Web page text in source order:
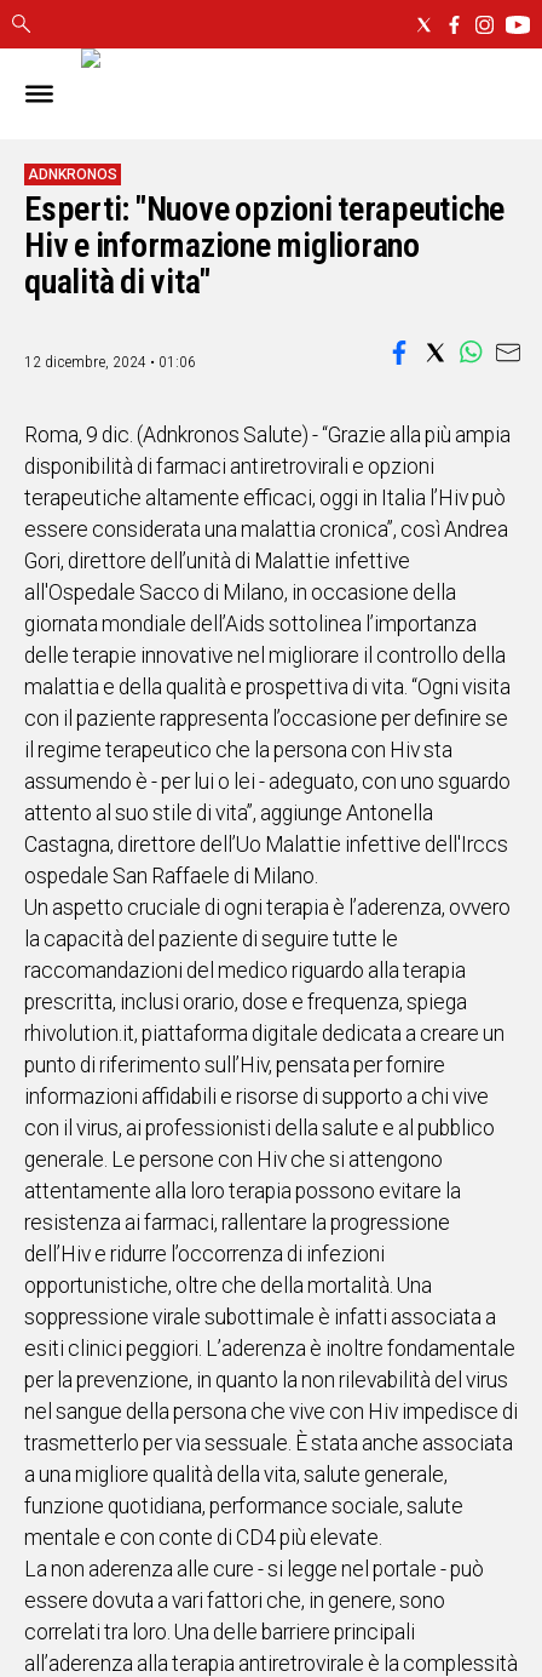
IN
CAGLIARI
SASSARI
NUORO
ORISTANO
SULCIS
OGLIASTRA
ALTRE
NOTIZIE
POLITICA
IN
ITALIA
NEL
MONDO
SPORT
EVENTI
STORIE
VIDEO
UNISCITI
WHATSAPP
Social
ADNKRONOS
Esperti: "Nuove opzioni terapeutiche
Hiv e informazione migliorano
qualità di vita"
12 dicembre, 2024 • 01:06
Roma, 9 dic. (Adnkronos Salute) - “Grazie alla più ampia
disponibilità di farmaci antiretrovirali e opzioni
terapeutiche altamente efficaci, oggi in Italia l’Hiv può
essere considerata una malattia cronica”, così Andrea
Gori, direttore dell’unità di Malattie infettive
all'Ospedale Sacco di Milano, in occasione della
giornata mondiale dell’Aids sottolinea l’importanza
delle terapie innovative nel migliorare il controllo della
malattia e della qualità e prospettiva di vita. “Ogni visita
con il paziente rappresenta l’occasione per definire se
il regime terapeutico che la persona con Hiv sta
assumendo è - per lui o lei - adeguato, con uno sguardo
attento al suo stile di vita”, aggiunge Antonella
Castagna, direttore dell’Uo Malattie infettive dell'Irccs
ospedale San Raffaele di Milano.
Un aspetto cruciale di ogni terapia è l’aderenza, ovvero
la capacità del paziente di seguire tutte le
raccomandazioni del medico riguardo alla terapia
prescritta, inclusi orario, dose e frequenza, spiega
rhivolution.it, piattaforma digitale dedicata a creare un
punto di riferimento sull’Hiv, pensata per fornire
informazioni affidabili e risorse di supporto a chi vive
con il virus, ai professionisti della salute e al pubblico
generale. Le persone con Hiv che si attengono
attentamente alla loro terapia possono evitare la
resistenza ai farmaci, rallentare la progressione
dell’Hiv e ridurre l’occorrenza di infezioni
opportunistiche, oltre che della mortalità. Una
soppressione virale subottimale è infatti associata a
esiti clinici peggiori. L’aderenza è inoltre fondamentale
per la prevenzione, in quanto la non rilevabilità del virus
nel sangue della persona che vive con Hiv impedisce di
trasmetterlo per via sessuale. È stata anche associata
a una migliore qualità della vita, salute generale,
funzione quotidiana, performance sociale, salute
mentale e con conte di CD4 più elevate.
La non aderenza alle cure - si legge nel portale - può
essere dovuta a vari fattori che, in genere, sono
correlati tra loro. Una delle barriere principali
all’aderenza alla terapia antiretrovirale è la complessità